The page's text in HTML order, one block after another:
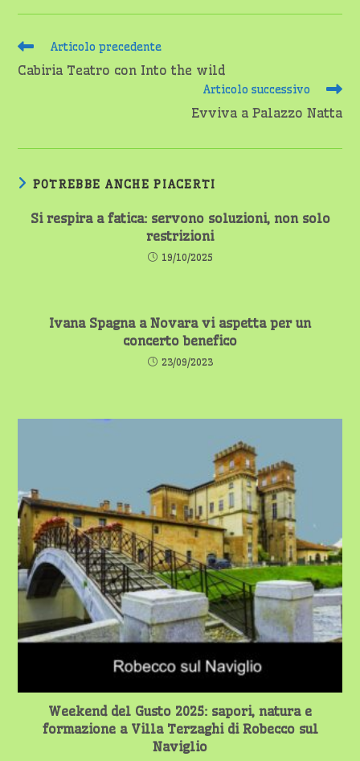
Leggi
articoli
Articolo precedente
Cabiria Teatro con Into the wild
Articolo successivo
Evviva a Palazzo Natta
POTREBBE ANCHE PIACERTI
Si respira a fatica: servono soluzioni, non solo
restrizioni
19/10/2025
Ivana Spagna a Novara vi aspetta per un
concerto benefico
23/09/2023
Weekend del Gusto 2025: sapori, natura e
formazione a Villa Terzaghi di Robecco sul
Naviglio